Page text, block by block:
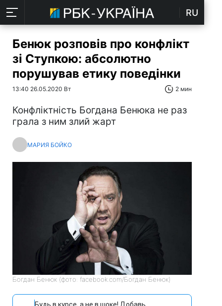
RU
Бенюк розповів про конфлікт
зі Ступкою: абсолютно
порушував етику поведінки
13:40 26.05.2020 Вт 2 мин
Конфліктність Богдана Бенюка не раз
грала з ним злий жарт
МАРИЯ БОЙКО
Богдан Бенюк (фото: facebook.com/Богдан Бенюк)